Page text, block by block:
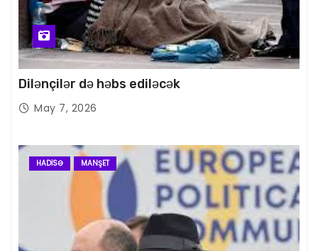
Dilənçilər də həbs ediləcək
May 7, 2026
HADISƏ MANŞET